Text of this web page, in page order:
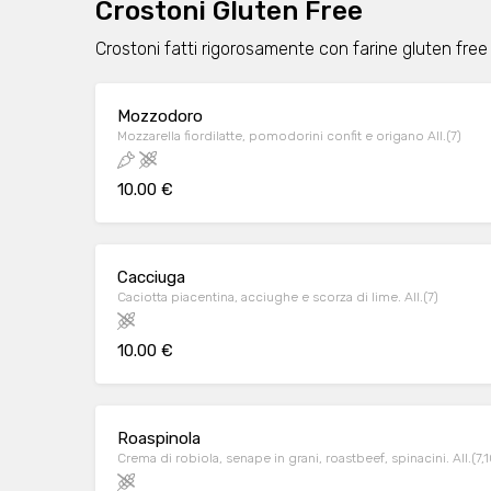
Crostoni Gluten Free
Crostoni fatti rigorosamente con farine gluten free
Mozzodoro
Mozzarella fiordilatte, pomodorini confit e origano All.(7)
10.00 €
Cacciuga
Caciotta piacentina, acciughe e scorza di lime. All.(7)
10.00 €
Roaspinola
Crema di robiola, senape in grani, roastbeef, spinacini.